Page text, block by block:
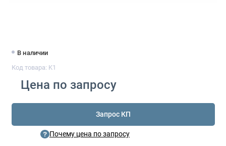
В наличии
Код товара: K1
Цена по запросу
Запрос КП
Почему цена по запросу